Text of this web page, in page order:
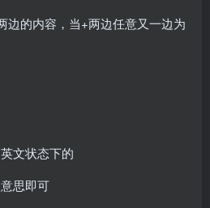
边的内容，当+两边任意又一边为
文状态下的
思即可